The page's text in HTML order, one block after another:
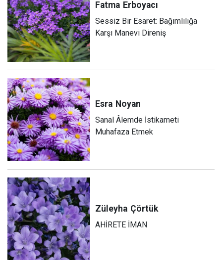
Fatma Erboyacı
Sessiz Bir Esaret: Bağımlılığa
Karşı Manevi Direniş
Esra Noyan
Sanal Âlemde İstikameti
Muhafaza Etmek
Züleyha Çörtük
AHİRETE İMAN